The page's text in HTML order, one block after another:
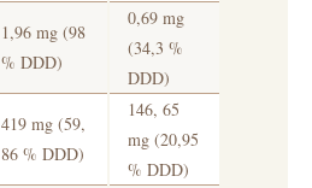
1,96 mg (98
% DDD)
0,69 mg
(34,3 %
DDD)
419 mg (59,
86 % DDD)
146, 65
mg (20,95
% DDD)